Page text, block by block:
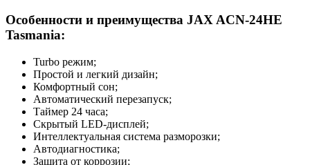
Особенности и преимущества JAX ACN-24HE
Tasmania:
Turbo режим;
Простой и легкий дизайн;
Комфортный сон;
Автоматический перезапуск;
Таймер 24 часа;
Скрытый LED-дисплей;
Интеллектуальная система разморозки;
Автодиагностика;
Защита от коррозии;